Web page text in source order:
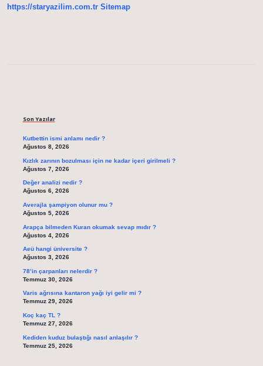
https://staryazilim.com.tr Sitemap
Son Yazılar
Kutbettin ismi anlamı nedir ?
Ağustos 8, 2026
Kızlık zarının bozulması için ne kadar içeri girilmeli ?
Ağustos 7, 2026
Değer analizi nedir ?
Ağustos 6, 2026
Averajla şampiyon olunur mu ?
Ağustos 5, 2026
Arapça bilmeden Kuran okumak sevap mıdır ?
Ağustos 4, 2026
Aeü hangi üniversite ?
Ağustos 3, 2026
78’in çarpanları nelerdir ?
Temmuz 30, 2026
Varis ağrısına kantaron yağı iyi gelir mi ?
Temmuz 29, 2026
Koç kaç TL ?
Temmuz 27, 2026
Kediden kuduz bulaştığı nasıl anlaşılır ?
Temmuz 25, 2026